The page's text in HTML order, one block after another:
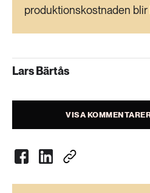
produktionskostnaden blir
Lars Bärtås
VISA